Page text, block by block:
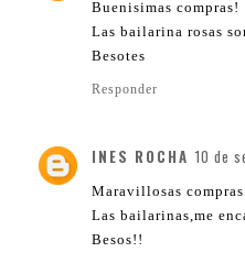
Buenisimas compras!
Las bailarina rosas
Besotes
Responder
INES ROCHA 10 de
Maravillosas
Las bailarinas,me
Besos!!